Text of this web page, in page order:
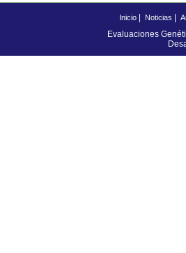
Inicio| Noticias
Evaluaciones